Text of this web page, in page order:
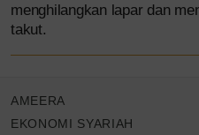
menghilangkan lapar dan
takut.
AMEERA
EKONOMI SYARIAH